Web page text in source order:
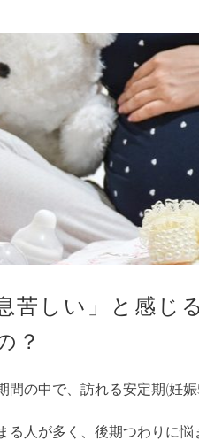
苦しい」と感じ
？
間の中で、訪れる安定期(妊娠
る人が多く、後期つわりに